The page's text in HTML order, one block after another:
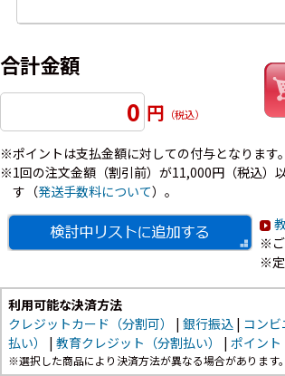
合計金額
0 円 （税込）
※ポイントは支払金額に対しての付与となります。
※1回の注文金額（割引前）が11,000円（税込）
す（発送手数料について）。
※ご
※定
利用可能な決済方法
クレジットカード（分割可）
| 銀行振込 | コンビ
払い）
| 教育クレジット（分割払い） | ポイント
※選択した商品により決済方法が異なる場合があります。